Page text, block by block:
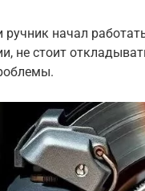
ручник начал
не стоит